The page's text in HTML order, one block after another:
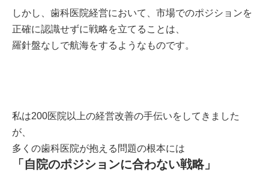
しかし、歯科医院経営において、市場でのポジションを
正確に認識せずに戦略を立てることは、
羅針盤なしで航海をするようなものです。
私は200医院以上の経営改善の手伝いをしてきました
が、
多くの歯科医院が抱える問題の根本には
「自院のポジションに合わない戦略」